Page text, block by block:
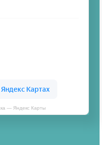
— Яндекс Карты